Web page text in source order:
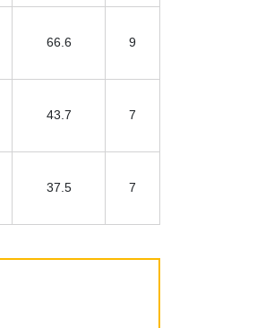
66.6 9
43.7 7
37.5 7